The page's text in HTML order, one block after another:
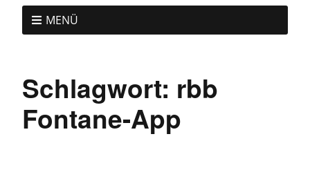
MENÜ
Schlagwort: rbb
Fontane-App